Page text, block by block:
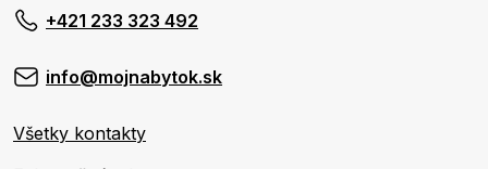
+421 233 323 492
info@mojnabytok.sk
Všetky kontakty